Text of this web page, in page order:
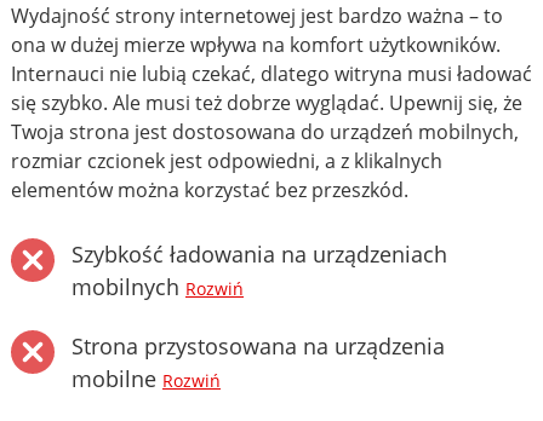
Wydajność strony internetowej jest bardzo ważna – to
ona w dużej mierze wpływa na komfort użytkowników.
Internauci nie lubią czekać, dlatego witryna musi ładować
się szybko. Ale musi też dobrze wyglądać. Upewnij się, że
Twoja strona jest dostosowana do urządzeń mobilnych,
rozmiar czcionek jest odpowiedni, a z klikalnych
elementów można korzystać bez przeszkód.
Szybkość ładowania na urządzeniach
mobilnych Rozwiń
Strona przystosowana na urządzenia
mobilne Rozwiń